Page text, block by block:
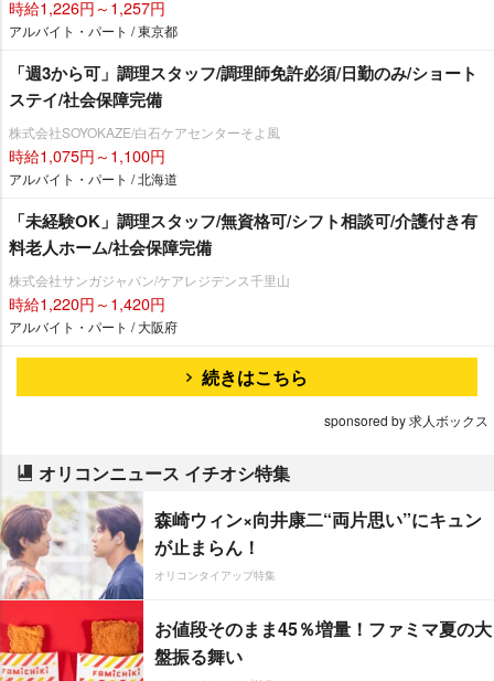
時給1,226円～1,257円
アルバイト・パート / 東京都
「週3から可」調理スタッフ/調理師免許必須/日勤のみ/ショート
ステイ/社会保障完備
株式会社SOYOKAZE/白石ケアセンターそよ風
時給1,075円～1,100円
アルバイト・パート / 北海道
「未経験OK」調理スタッフ/無資格可/シフト相談可/介護付き有
料老人ホーム/社会保障完備
株式会社サンガジャパン/ケアレジデンス千里山
時給1,220円～1,420円
アルバイト・パート / 大阪府
続きはこちら
sponsored by 求人ボックス
オリコンニュース イチオシ特集
森崎ウィン×向井康二“両片思い”にキュン
が止まらん！
オリコンタイアップ特集
お値段そのまま45％増量！ファミマ夏の大
盤振る舞い